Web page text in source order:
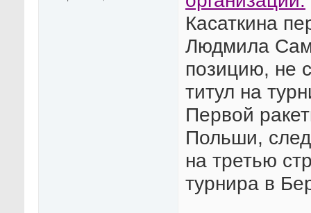
Касаткина
Людмила
позицию, не
титул на
Первой
Польши,
на третью
турнира в